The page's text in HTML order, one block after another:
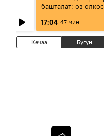
башталат: өз
муунду кантип
керек?
17:04 47 мин
Кечээ Бүгүн